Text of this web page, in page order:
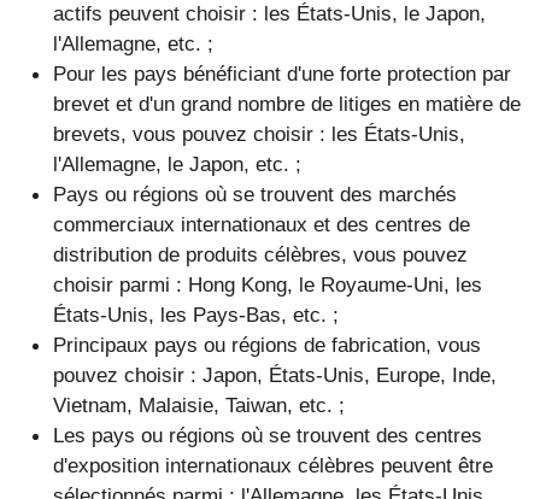
actifs peuvent choisir : les États-Unis, le Japon,
l'Allemagne, etc. ;
Pour les pays bénéficiant d'une forte protection par
brevet et d'un grand nombre de litiges en matière de
brevets, vous pouvez choisir : les États-Unis,
l'Allemagne, le Japon, etc. ;
Pays ou régions où se trouvent des marchés
commerciaux internationaux et des centres de
distribution de produits célèbres, vous pouvez
choisir parmi : Hong Kong, le Royaume-Uni, les
États-Unis, les Pays-Bas, etc. ;
Principaux pays ou régions de fabrication, vous
pouvez choisir : Japon, États-Unis, Europe, Inde,
Vietnam, Malaisie, Taiwan, etc. ;
Les pays ou régions où se trouvent des centres
d'exposition internationaux célèbres peuvent être